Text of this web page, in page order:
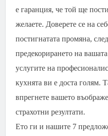
е гаранция, че той ще
желаете. Доверете се на
постигнатата промяна,
предекорирането на
услугите на
кухнята ви е доста голям.
впрегнете вашето
страхотни резултати.
Ето ги и нашите 7